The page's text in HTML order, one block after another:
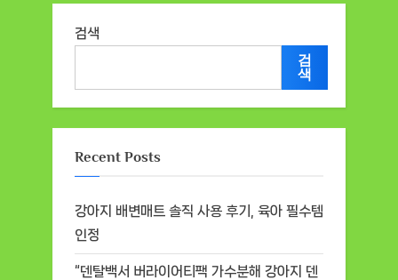
검색
검
색
Recent Posts
강아지 배변매트 솔직 사용 후기, 육아 필수템
인정
“덴탈백서 버라이어티팩 가수분해 강아지 덴